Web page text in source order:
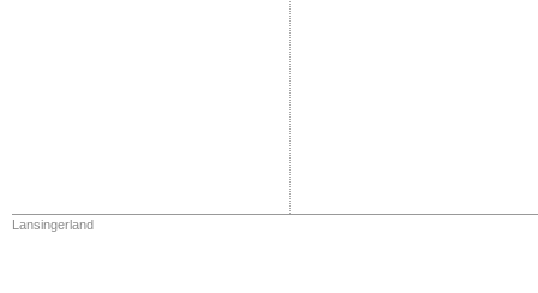
Lansingerland